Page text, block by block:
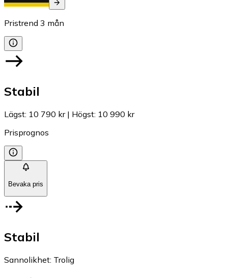
Pristrend 3 mån
Stabil
Lägst: 10 790 kr| Högst: 10 990 kr
Prisprognos
Bevaka pris
Stabil
Sannolikhet: Trolig